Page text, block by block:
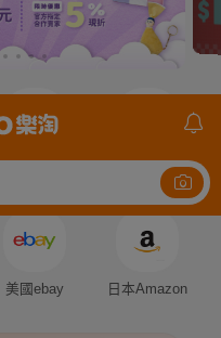
mercari
美國ebay 日本Amazon